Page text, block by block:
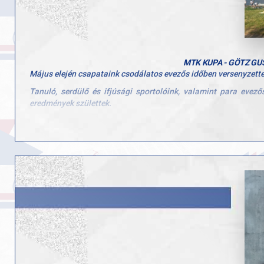
MTK KUPA - GÖTZ
Május elején csapataink csodálatos evezős időben
Tanuló, serdülő és ifjúsági sportolóink, valamint para
eredmények születtek.
Aranyérmesek:
Férfi ifjúsági egypár: Kovács Kolos
Férfi tanuló 13-14 éves kétpár: Varga Boldizsár, Sáhó Illés
Női UP PR3 ID kétpár: Juhász Kinga
Ezüstérmesek:
Női ifjúsági kétpár: Mózes Mira, Kéri Nóra (SZVSE)
Női ifjúsági kormányos nélküli kettes: Mózes Mira, Rádai